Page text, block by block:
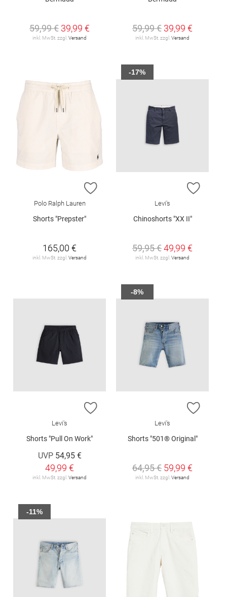
59,99 € 39,99 €
inkl. MwSt. zzgl. Versand
59,99 € 39,99 €
inkl. MwSt. zzgl. Versand
ZUR WUNSCHLISTE HINZUFÜGEN
Polo Ralph Lauren
Shorts "Prepster"
165,00 €
inkl. MwSt. zzgl. Versand
ZUR
Levi's
Chinoshorts "XX II"
59,95 €49,99 €
inkl. MwSt. zzgl. Versand
-17%
ZUR WUNSCHLISTE HINZUFÜGEN
Levi's
Shorts "Pull On Work"
UVP 54,95 €
49,99 €
inkl. MwSt. zzgl. Versand
ZUR
Levi's
Shorts "501® Original"
64,95 € 59,99 €
inkl. MwSt. zzgl. Versand
-8%
-11%